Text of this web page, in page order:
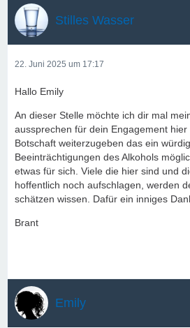
Stilles Wasser
22. Juni 2025 um 17:17
Hallo Emily
An dieser Stelle möchte ich dir mal
aussprechen für dein Engagement
Botschaft weiterzugeben das ein
Beeinträchtigungen des Alkohols
etwas für sich. Viele die hier sind und
hoffentlich noch aufschlagen, werden
schätzen wissen. Dafür ein inniges
Brant
Emily